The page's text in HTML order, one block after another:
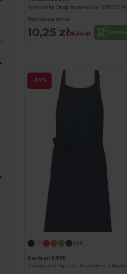
Najniższa cena:
10,25 zł19,24 zł
-33%
+26
Kariban K885